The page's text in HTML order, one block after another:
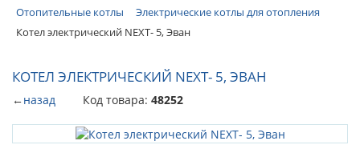
Отопительные котлы
Электрические котлы для отопления
Котел электрический NEXT- 5, Эван
КОТЕЛ ЭЛЕКТРИЧЕСКИЙ NEXT- 5, ЭВАН
←назад Код товара: 48252